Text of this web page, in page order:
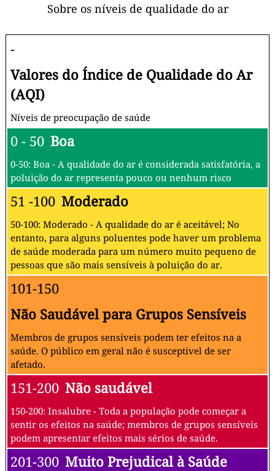
Sobre os níveis de qualidade do ar
-
Valores do Índice de Qualidade do Ar
(AQI)
Níveis de preocupação de saúde
0 - 50 Boa
0-50: Boa - A qualidade do ar é considerada satisfatória, a
poluição do ar representa pouco ou nenhum risco
51 -100 Moderado
50-100: Moderado - A qualidade do ar é aceitável; No
entanto, para alguns poluentes pode haver um problema
de saúde moderada para um número muito pequeno de
pessoas que são mais sensíveis à poluição do ar.
101-150
Não Saudável para Grupos Sensíveis
Membros de grupos sensíveis podem ter efeitos na a
saúde. O público em geral não é susceptível de ser
afetado.
151-200 Não saudável
150-200: Insalubre - Toda a população pode começar a
sentir os efeitos na saúde; membros de grupos sensíveis
podem apresentar efeitos mais sérios de saúde.
201-300 Muito Prejudical à Saúde